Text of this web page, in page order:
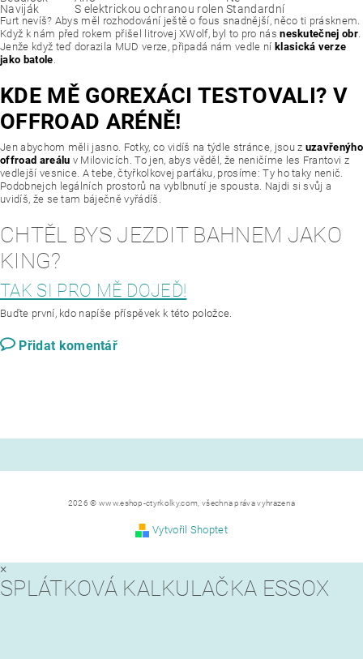
Naviják
S elektrickou ochranou rolen Standardní
Furt nevíš? Abys měl rozhodování ještě o fous snadnější, něco ti prásknem.
Když k nám před rokem přišel litrovej XWolf, byl to pro násneskutečnej obr.
Jenže když teď dorazila MUD verze, připadá nám vedle ní klasická verze
jako batole.
KDE MĚ GOREXÁCI TESTOVALI? V
OFFROAD ARÉNĚ!
Jen abychom měli jasno. Fotky, co vidíš na týdle stránce, jsou z uzavřenýho
offroad areálu v Milovicích. To jen, abys věděl, že neničíme les Frantovi z
vedlejší vesnice. A tebe, čtyřkolkovej parťáku, prosíme: Ty ho taky nenič.
Podobnejch legálních prostorů na vyblbnutí je spousta. Najdi si svůj a
uvidíš, že se tam báječně vyřádíš.
CHTĚL BYS JEZDIT BAHNEM JAKO
KING?
TAK SI PRO MĚ DOJEĎ!
Buďte první, kdo napíše příspěvek k této položce.
Přidat komentář
2026 © www.eshop-ctyrkolky.com, všechna práva vyhrazena
Vytvořil Shoptet
×
SPLÁTKOVÁ KALKULAČKA ESSOX